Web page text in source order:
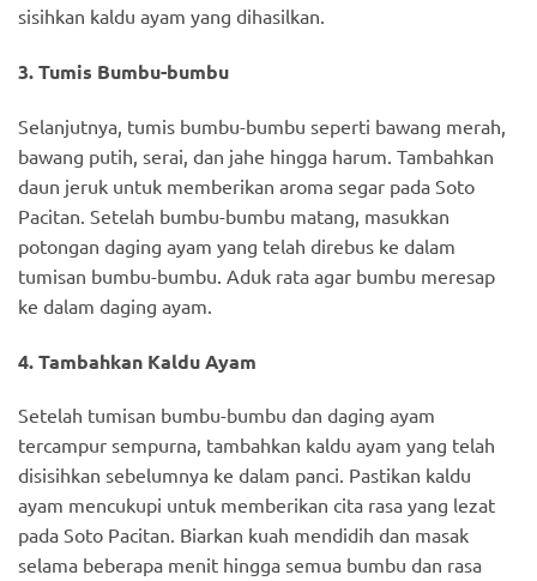
sisihkan kaldu ayam yang dihasilkan.
3. Tumis Bumbu-bumbu
Selanjutnya, tumis bumbu-bumbu seperti bawang merah,
bawang putih, serai, dan jahe hingga harum. Tambahkan
daun jeruk untuk memberikan aroma segar pada Soto
Pacitan. Setelah bumbu-bumbu matang, masukkan
potongan daging ayam yang telah direbus ke dalam
tumisan bumbu-bumbu. Aduk rata agar bumbu meresap
ke dalam daging ayam.
4. Tambahkan Kaldu Ayam
Setelah tumisan bumbu-bumbu dan daging ayam
tercampur sempurna, tambahkan kaldu ayam yang telah
disisihkan sebelumnya ke dalam panci. Pastikan kaldu
ayam mencukupi untuk memberikan cita rasa yang lezat
pada Soto Pacitan. Biarkan kuah mendidih dan masak
selama beberapa menit hingga semua bumbu dan rasa